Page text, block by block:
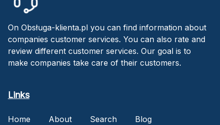
On Obsługa-klienta.pl you can find information about
companies customer services. You can also rate and
review different customer services. Our goal is to
make companies take care of their customers.
Links
Home About Search
Blog